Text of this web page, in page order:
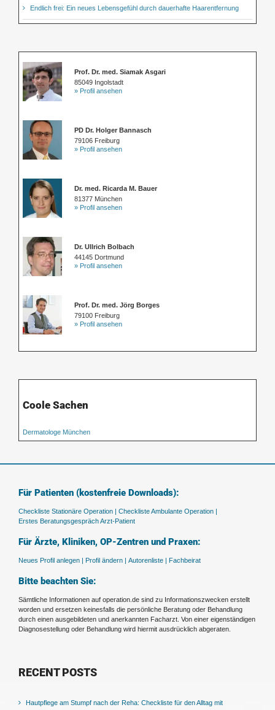
Endlich frei: Ein neues Lebensgefühl durch dauerhafte Haarentfernung
Prof. Dr. med. Siamak Asgari
85049 Ingolstadt
» Profil ansehen
PD Dr. Holger Bannasch
79106 Freiburg
» Profil ansehen
Dr. med. Ricarda M. Bauer
81377 München
» Profil ansehen
Dr. Ullrich Bolbach
44145 Dortmund
» Profil ansehen
Prof. Dr. med. Jörg Borges
79100 Freiburg
» Profil ansehen
Coole Sachen
Dermatologe München
Für Patienten (kostenfreie Downloads):
Checkliste Stationäre Operation | Checkliste Ambulante Operation |
Erstes Beratungsgespräch Arzt-Patient
Für Ärzte, Kliniken, OP-Zentren und Praxen:
Neues Profil anlegen | Profil ändern | Autorenliste | Fachbeirat
Bitte beachten Sie:
Sämtliche Informationen auf operation.de sind zu Informationszwecken erstellt
worden und ersetzen keinesfalls die persönliche Beratung oder Behandlung
durch einen ausgebildeten und anerkannten Facharzt. Von einer eigenständigen
Diagnosestellung oder Behandlung wird hiermit ausdrücklich abgeraten.
RECENT POSTS
Hautpflege am Stumpf nach der Reha: Checkliste für den Alltag mit